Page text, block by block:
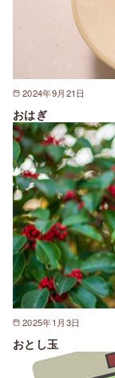
2024年9月21日
おはぎ
2025年1月3日
おとし玉